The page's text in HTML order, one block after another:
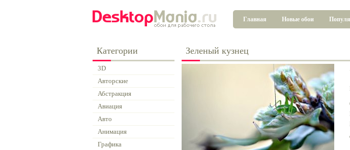
Главная Новые обои
Категории
3D
Авторские
Абстракция
Авиация
Авто
Анимация
Графика
Зеленый кузнец